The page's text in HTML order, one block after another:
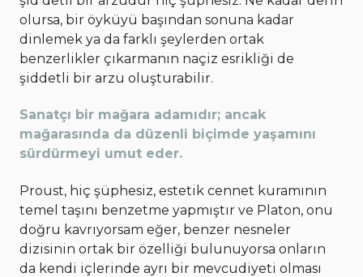
olursa, bir öyküyü başından sonuna kadar
dinlemek ya da farklı şeylerden ortak
benzerlikler çıkarmanın naçiz esrikliği de
şiddetli bir arzu oluşturabilir.
Sanatçı bir mağara adamıdır; ancak
mağarasında da düzenli biçimde yaşamını
sürdürmeyi umut eder.
Proust, hiç şüphesiz, estetik cennet kuramının
temel taşını benzetme yapmıştır ve Platon, onu
doğru kavrıyorsam eğer, benzer nesneler
dizisinin ortak bir özelliği bulunuyorsa onların
da kendi içlerinde ayrı bir mevcudiyeti olması